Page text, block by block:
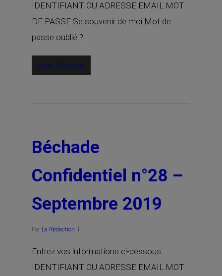
IDENTIFIANT OU ADRESSE EMAIL MOT
DE PASSE Se souvenir de moi Mot de
passe oublié ?
Lire la suite
Béchade
Confidentiel n°28 –
Septembre 2019
Par La Rédaction
Entrez vos informations ci-dessous.
IDENTIFIANT OU ADRESSE EMAIL MOT